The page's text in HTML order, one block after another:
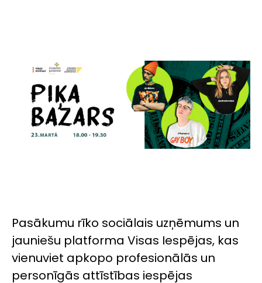
Pasākumu rīko sociālais uzņēmums un
jauniešu platforma Visas Iespējas, kas
vienuviet apkopo profesionālās un
personīgās attīstības iespējas